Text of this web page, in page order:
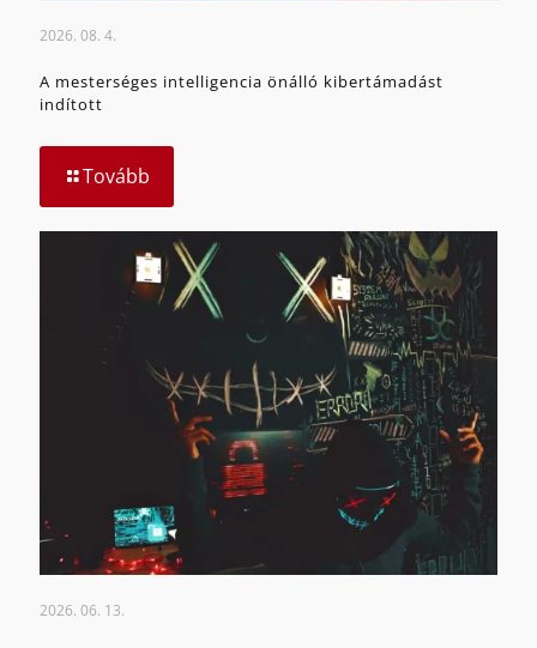
2026. 08. 4.
A mesterséges intelligencia önálló kibertámadást
indított
Tovább
2026. 06. 13.